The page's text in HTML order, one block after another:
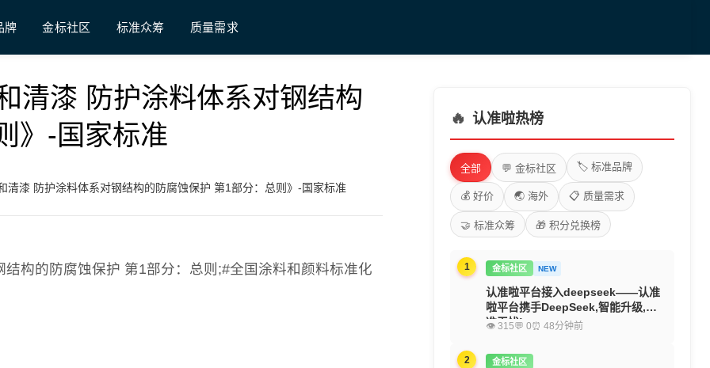
牌 金标社区 标准众筹 质量需求
清漆 防护涂料体系对钢结构
》-国家标准
清漆 防护涂料体系对钢结构的防腐蚀保护 第1部分：总则》-国家标准
构的防腐蚀保护 第1部分：总则;#全国涂料和颜料标准化
🔥 认准啦热榜
全部 💬 金标社区 🏷️ 标准品牌
💰 好价 🌏 海外 📋 质量需求
🤝 标准众筹 🎁 积分兑换榜
1 金标社区 NEW
认准啦平台接入deepseek——认准
啦平台携手DeepSeek,智能升级,精
准无忧!
👁 315💬 0⏰ 48分钟前
2 金标社区